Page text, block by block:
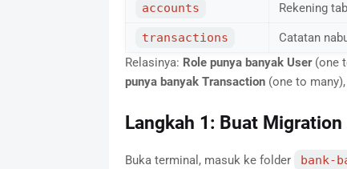
accounts Rekening
transactions
Catatan
Relasinya: Role punya banyak User(one
punya banyak Transaction(one to many),
Langkah 1: Buat
Buka terminal, masuk ke folder bank-